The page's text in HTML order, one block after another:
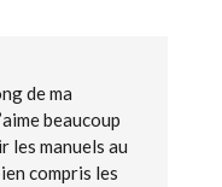
de ma
beaucoup
les manuels au
compris les